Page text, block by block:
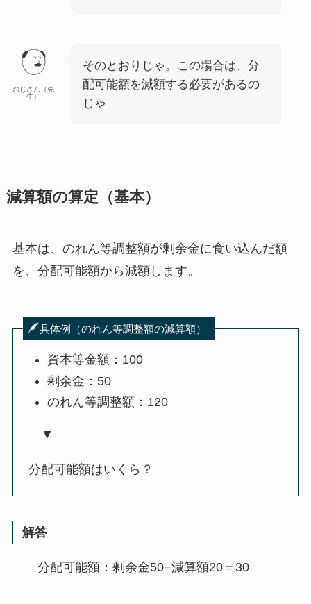
おじさん（先
生）
そのとおりじゃ。この場合は、分
配可能額を減額する必要があるの
じゃ
減算額の算定（基本）
基本は、 のれん等調整額が剰余金に食い込んだ額
を、分配可能額から減額します。
具体例（のれん等調整額の減算額）
資本等金額：100
剰余金：50
のれん等調整額：120
▼
分配可能額はいくら？
解答
分配可能額：剰余金50−減算額20＝30